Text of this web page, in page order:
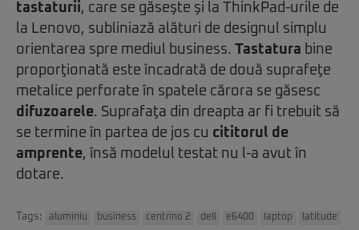
tastaturii, care se găseşte şi la ThinkPad-urile de
la Lenovo, subliniază alături de designul simplu
orientarea spre mediul business. Tastatura bine
proporţionată este încadrată de două suprafeţe
metalice perforate în spatele cărora se găsesc
difuzoarele. Suprafaţa din dreapta ar fi trebuit să
se termine în partea de jos cu cititorul de
amprente, însă modelul testat nu l-a avut în
dotare.
Tags: aluminiu business centrino 2 dell e6400 laptop latitude